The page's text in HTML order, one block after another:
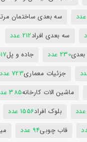
سه بعدی ساختمان
سه بعدی افراد212 عدد
230 عدد جاده و پل517
جزئیات معماری723 عدد
ماشین الات کارخانه385 عدد
بلوک افراد1556 عدد
قاب چوبی94 عدد